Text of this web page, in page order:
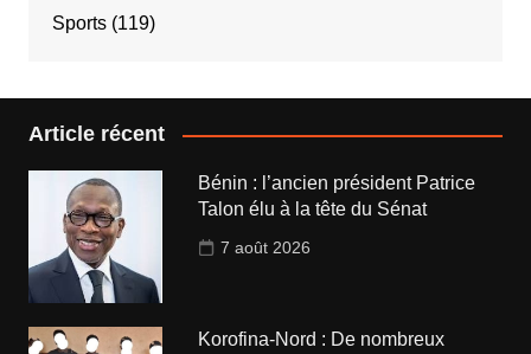
Sports(119)
Article récent
Bénin : l’ancien président Patrice
Talon élu à la tête du Sénat
7 août 2026
Korofina-Nord : De nombreux